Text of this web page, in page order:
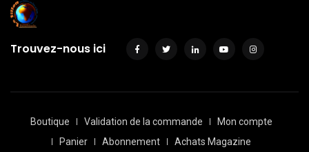
Trouvez-nous ici
Boutique Validation de la commande
Mon compte
Panier
Abonnement Achats Magazine